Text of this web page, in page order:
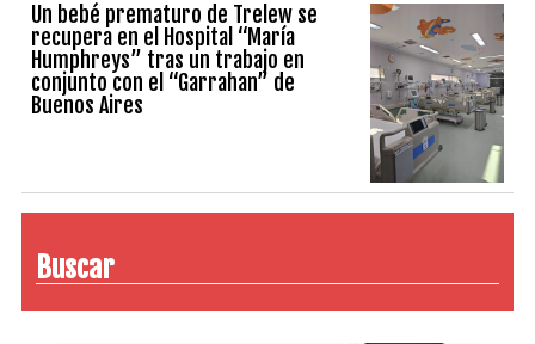
Un bebé prematuro de Trelew se
recupera en el Hospital “María
Humphreys” tras un trabajo en
conjunto con el “Garrahan” de
Buenos Aires
Buscar